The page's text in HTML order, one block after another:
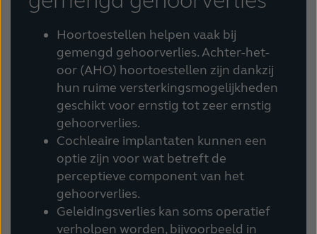
Hoortoestellen helpen vaak bij
gemengd gehoorverlies. Achter-het-
oor (AHO) hoortoestellen zijn dankzij
hun ruime versterkingsmogelijkheden
geschikt voor ernstig tot zeer ernstig
gehoorverlies.
Cochleaire implantaten kunnen een
optie zijn voor wat betreft de
perceptieve component van het
gehoorverlies.
Geleidingsverlies kan soms operatief
verholpen worden, bijvoorbeeld in